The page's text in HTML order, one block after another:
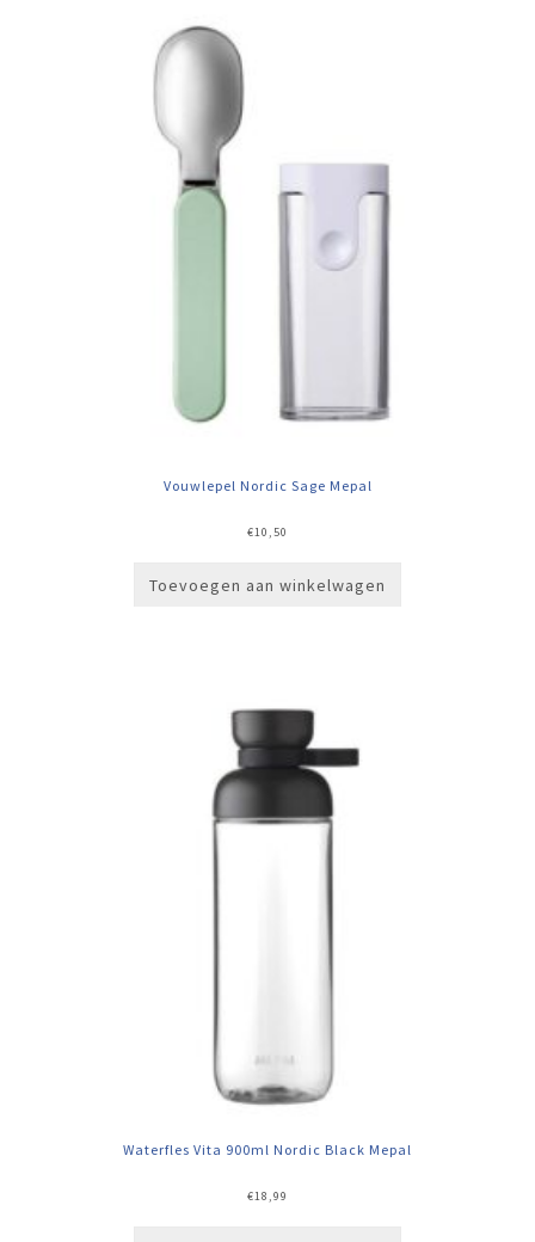
Vouwlepel Nordic Sage Mepal
€10,50
Toevoegen aan winkelwagen
Waterfles Vita 900ml Nordic Black Mepal
€18,99